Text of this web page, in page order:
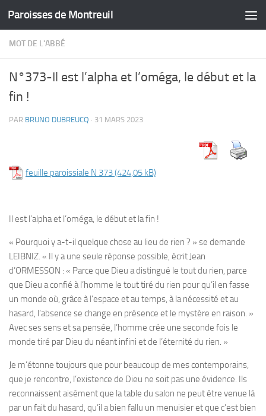
Skip to content
Paroisses de Montreuil
MOT DE L'ABBÉ
N°373-Il est l’alpha et l’oméga, le début et la
fin !
PAR BRUNO DUBREUCQ · 31 MARS 2023
feuille paroissiale N 373
Il est l’alpha et l’oméga, le début et la fin !
« Pourquoi y a-t-il quelque chose au lieu de rien ? » se demande
LEIBNIZ. « Il y a une seule réponse possible, écrit Jean
d’ORMESSON : « Parce que Dieu a distingué le tout du rien, parce
que Dieu a confié à l’homme le tout tiré du rien pour qu’il en fasse
un monde où, grâce à l’espace et au temps, à la nécessité et au
hasard, l’absence se change en présence et le mystère en raison. »
Avec ses sens et sa pensée, l’homme crée une seconde fois le
monde tiré par Dieu du néant infini et de l’éternité du rien. »
Je m’étonne toujours que pour beaucoup de mes contemporains,
que je rencontre, l’existence de Dieu ne soit pas une évidence. Ils
reconnaissent aisément que la table du salon ne peut être venue là
par un fait du hasard, qu’il a bien fallu un menuisier et que c’est bien